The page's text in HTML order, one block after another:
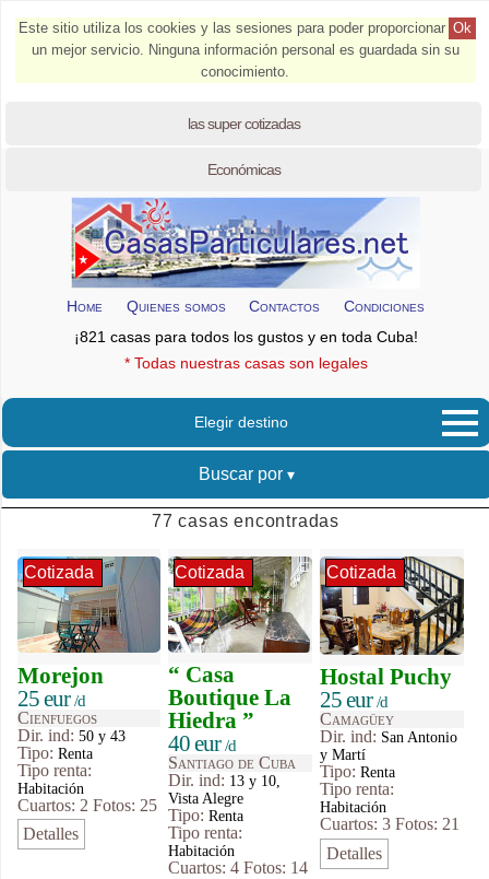
Ok
Este sitio utiliza los cookies y las sesiones para poder proporcionar
un mejor servicio. Ninguna información personal es guardada sin su
conocimiento.
las super cotizadas
Económicas
Home Quienes somos Contactos
Condiciones
¡821 casas para todos los gustos y en toda Cuba!
* Todas nuestras casas son legales
Elegir destino
Buscar por
77 casas encontradas
Cotizada
Morejon
25 eur/d
Cienfuegos
Dir. ind: 50 y 43
Tipo: Renta
Tipo renta:
Habitación
Cuartos: 2 Fotos: 25
Detalles
Cotizada
“ Casa
Boutique La
Hiedra ”
40 eur/d
Santiago de Cuba
Dir. ind: 13 y 10,
Vista Alegre
Tipo:Renta
Tipo renta:
Habitación
Cuartos: 4 Fotos: 14
Cotizada
Hostal Puchy
25 eur/d
Camagüey
Dir. ind: San Antonio
y Martí
Tipo:Renta
Tipo renta:
Habitación
Cuartos: 3 Fotos: 21
Detalles